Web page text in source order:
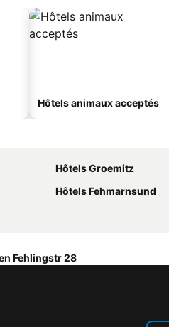
Hôtels animaux acceptés
Hôtels Groemitz
Hôtels Fehmarnsund
Fehlingstr 28